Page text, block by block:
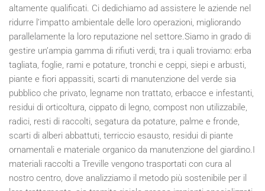
altamente qualificati. Ci dedichiamo ad assistere le aziende nel
ridurre l’impatto ambientale delle loro operazioni, migliorando
parallelamente la loro reputazione nel settore.Siamo in grado di
gestire un’ampia gamma di rifiuti verdi, tra i quali troviamo: erba
tagliata, foglie, rami e potature, tronchi e ceppi, siepi e arbusti,
piante e fiori appassiti, scarti di manutenzione del verde sia
pubblico che privato, legname non trattato, erbacce e infestanti,
residui di orticoltura, cippato di legno, compost non utilizzabile,
radici, resti di raccolti, segatura da potature, palme e fronde,
scarti di alberi abbattuti, terriccio esausto, residui di piante
ornamentali e materiale organico da manutenzione del giardino.I
materiali raccolti a Treville vengono trasportati con cura al
nostro centro, dove analizziamo il metodo più sostenibile per il